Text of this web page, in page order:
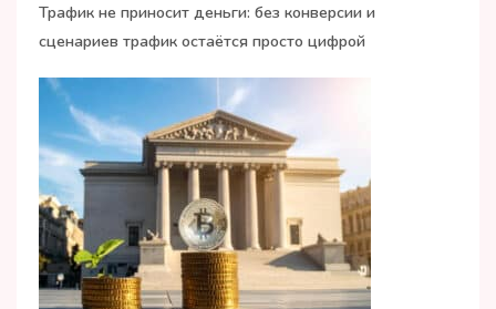
Трафик не приносит деньги: без конверсии и
сценариев трафик остаётся просто цифрой